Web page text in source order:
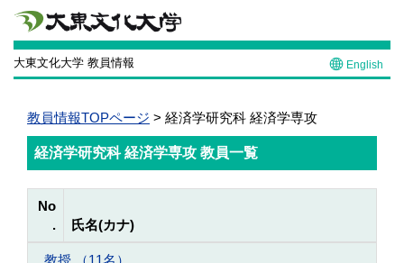
大東文化大学 教員情報 English
教員情報TOPページ > 経済学研究科 経済学専攻
経済学研究科 経済学専攻 教員一覧
No
.
氏名(カナ)
教授 （11名）